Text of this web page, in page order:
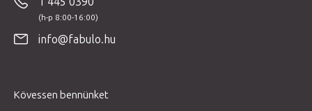
info@fabulo.hu
Kövessen bennünket